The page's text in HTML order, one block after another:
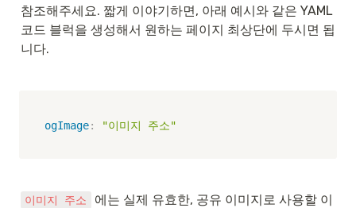
참조해주세요. 짧게 이야기하면, 아래 예시와 같은 YAML
코드 블럭을 생성해서 원하는 페이지 최상단에 두시면 됩
니다.
ogImage: "이미지 주소"
이미지 주소
에는 실제 유효한, 공유 이미지로 사용할 이